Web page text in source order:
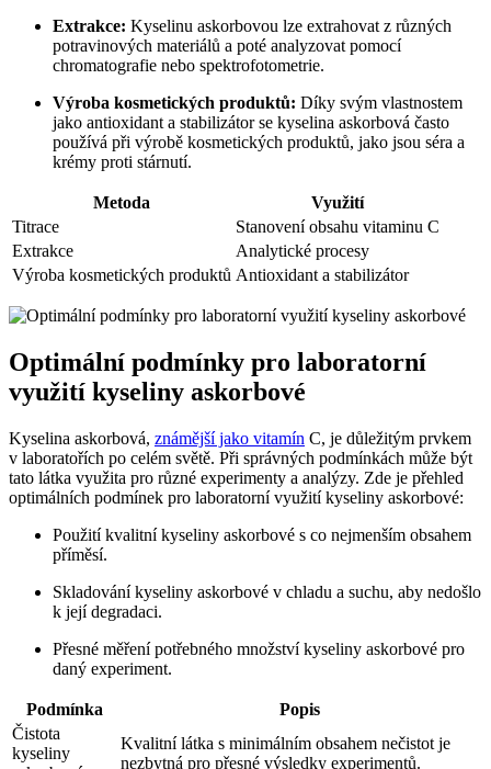
Extrakce: Kyselinu askorbovou lze extrahovat z různých
potravinových materiálů a poté analyzovat pomocí
chromatografie nebo spektrofotometrie.
Výroba kosmetických produktů: Díky svým vlastnostem
jako antioxidant a stabilizátor se kyselina askorbová často
používá při výrobě kosmetických produktů, jako jsou séra a
krémy proti stárnutí.
Metoda
Využití
Titrace
Stanovení obsahu vitaminu C
Extrakce
Analytické procesy
Výroba kosmetických produktů Antioxidant a stabilizátor
Optimální podmínky pro laboratorní
využití kyseliny askorbové
Kyselina askorbová, známější jako vitamín C, je důležitým prvkem
v laboratořích po celém světě. Při správných podmínkách může být
tato látka využita pro různé experimenty a analýzy. Zde je přehled
optimálních podmínek pro laboratorní využití kyseliny askorbové:
Použití kvalitní kyseliny askorbové s co nejmenším obsahem
příměsí.
Skladování kyseliny askorbové v chladu a suchu, aby nedošlo
k její degradaci.
Přesné měření potřebného množství kyseliny askorbové pro
daný experiment.
Podmínka
Popis
Čistota
kyseliny
Kvalitní látka s minimálním obsahem nečistot je
nezbytná pro přesné výsledky experimentů.